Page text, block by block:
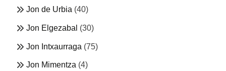
Jon de Urbia (40)
Jon Elgezabal (30)
Jon Intxaurraga (75)
Jon Mimentza (4)